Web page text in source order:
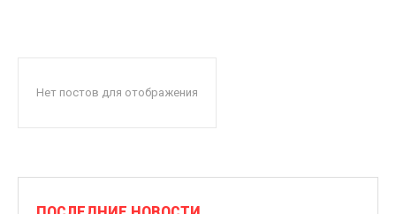
Нет постов для отображения